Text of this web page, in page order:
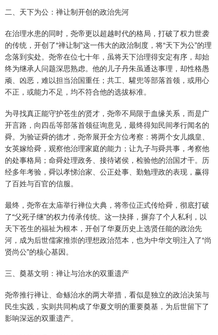
二、天下为公：禅让制开创的政治先河
在治理水患的同时，尧帝更以超越时代的格局，打破了权力世袭
的传统，开创了“禅让制”这一伟大的政治制度，将“天下为公”的理
念落到实处。尧帝在位七十年，虽将天下治理得安定有序，却始
终为继承人问题深思熟虑。他的儿子丹朱虽通达事理，却性格愚
顽、凶恶，难以担当治国重任；共工、驩兜等部落首领，或用心
不正，或能力不足，均不符合他的选拔标准。
为寻找真正能守护苍生的贤才，尧帝不局限于血缘关系，而是广
开言路，向四岳等部落首领征询意见，最终得知民间孝行闻名的
舜。为验证舜的德才，尧帝展开全方位考察：将两个女儿娥皇、
女英嫁给舜，观察他治理家庭的能力；让九子与舜共事，考察他
的处事格局；命舜处理政务、接待诸侯，检验他的治国才干。历
经多年考验，舜以孝悌治家、公正处事、勤勉理政的表现，赢得
了百姓与百官的信服。
最终，尧帝在太庙举行禅位大典，将帝位正式传给舜，彻底打破
了“父死子继”的权力传承传统。这一抉择，摒弃了个人私利，以
天下苍生的福祉为根本，开创了华夏历史上选贤任能的政治先
河，成为后世儒家推崇的理想政治范本，也为中华文明注入了“尚
贤尚公”的核心基因。
三、奠基文明：禅让与治水的双重遗产
尧帝推行禅让、命鲧治水的两大举措，看似是独立的政治决策与
民生实践，实则共同构成了华夏文明的重要奠基，为后世留下了
影响深远的双重遗产。